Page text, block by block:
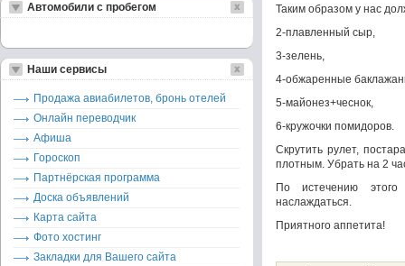
Таким образом у нас
2-плавленный сыр,
3-зелень,
4-обжаренные
5-майонез+чеснок,
6-кружочки помидоров.
Скрутить рулет,
плотным. Убрать на 2
По истечению
наслаждаться.
Приятного аппетита!
Автомобили с пробегом
Наши сервисы
Продажа авиабилетов, бронь отелей
Онлайн переводчик
Афиша
Гороскоп
Партнёрская программа
Доска объявлений
Карта сайта
Фото хостинг
Закладки для Вашего сайта